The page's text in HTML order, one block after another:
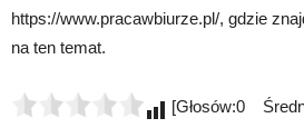
https://www.pracawbiurze.pl/, gdzie
na ten temat.
[Głosów:0